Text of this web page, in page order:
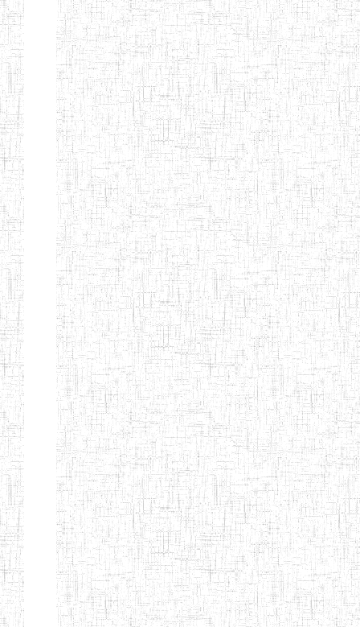
MODEL
INCLUSIVE
BILINGUAL
TEACHER
TRAINING
INSTITUTE
08/09/2015 ENIEG
CEFED/SPED/TTI
SANTA
17/11/2008 ENIEG
PTTC MBENGWI 06/08/1990 ENIEG
FULL GOSPEL
BTTC MBENGWI
02/10/1998 ENIEG
BAPTIST
TEACHERS
TRAINING
COLLEGE
08/08/1983 ENIEG
KENCHOLIA
TEACHER'S
TRAINING
COLLEGE
"K.T.T.C NDOP"
15/09/2015 ENIEG